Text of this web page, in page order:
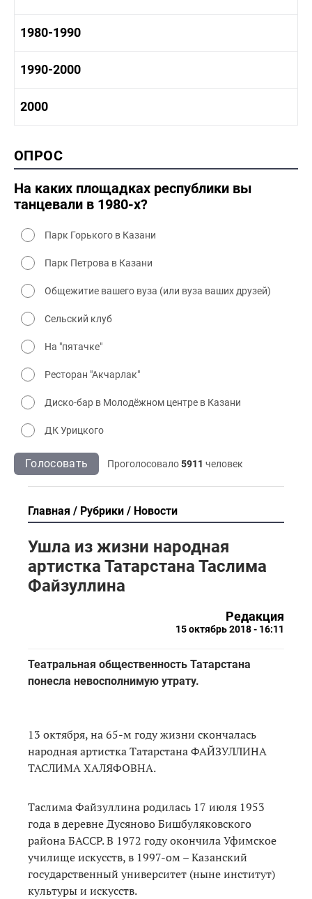
1960-1970 промышленность
1960-1970 культура
1970-1980 история
1970-1980 культура
1970 - 1980 быт
1980-1990
1980 -1990 история
1980-1990 культура
1990-2000
1990-2000 культура
2000
2000 промышленность
2000 культура
ОПРОС
На каких площадках республики вы
танцевали в 1980-х?
Парк Горького в Казани
Парк Петрова в Казани
Общежитие вашего вуза (или вуза ваших друзей)
Сельский клуб
На "пятачке"
Ресторан "Акчарлак"
Диско-бар в Молодёжном центре в Казани
ДК Урицкого
Голосовать Проголосовало5911 человек
Главная Рубрики Новости
Ушла из жизни народная
артистка Татарстана Таслима
Файзуллина
Редакция
15 октябрь 2018 - 16:11
Театральная общественность Татарстана
понесла невосполнимую утрату.
13 октября, на 65-м году жизни скончалась
народная артистка Татарстана ФАЙЗУЛЛИНА
ТАСЛИМА ХАЛЯФОВНА.
Таслима Файзуллина родилась 17 июля 1953
года в деревне Дусяново Бишбуляковского
района БАССР. В 1972 году окончила Уфимское
училище искусств, в 1997-ом – Казанский
государственный университет (ныне институт)
культуры и искусств.